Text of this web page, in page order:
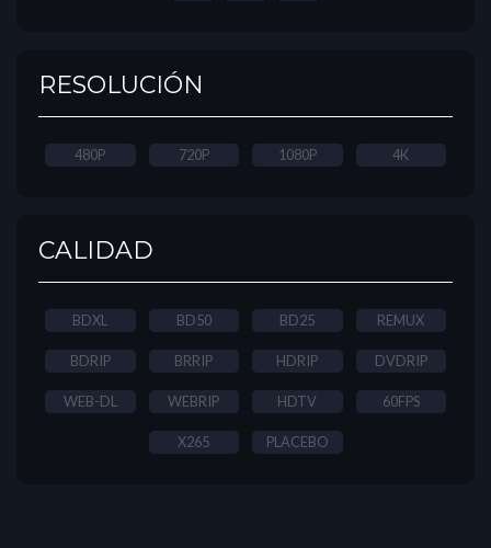
RESOLUCIÓN
480P 720P 1080P 4K
CALIDAD
BDXL BD50 BD25 REMUX
BDRIP BRRIP HDRIP DVDRIP
WEB-DL WEBRIP HDTV 60FPS
X265 PLACEBO